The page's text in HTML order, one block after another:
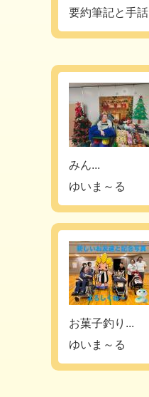
要約筆記と手
みん...
ゆいま～る
お菓子釣り...
ゆいま～る